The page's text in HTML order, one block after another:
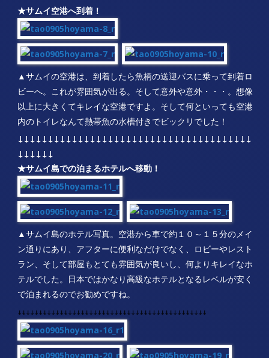
★サムイ空港へ到着！
▲サムイの空港は、到着したら魚柄の送迎バスに乗って到着ロ
ビーへ。これが雰囲気が出る。そして意外や意外・・・。想像
以上に大きくてキレイな空港ですよ。そして何といっても空港
内のトイレなんて熱帯魚の水槽付きでビックリでした！
↓↓↓↓↓↓↓↓↓↓↓↓↓↓↓↓↓↓↓↓↓↓↓↓↓↓↓↓↓↓↓↓↓↓↓↓↓↓↓
↓↓↓↓↓↓
★サムイ島での泊まるホテルへ移動！
▲サムイ島のホテル写真。空港から車で約１０～１５分のメイ
ン通りにあり、アフターに便利なだけでなく、ロビーやレスト
ラン、そして部屋もとても雰囲気が良いし、何よりキレイなホ
テルでした。日本ではかなり高級なホテルとなるレベルが安く
で泊まれるのでお勧めですね。
↓↓↓↓↓↓↓↓↓↓↓↓↓↓↓↓↓↓↓↓↓↓↓↓↓↓↓↓↓↓↓↓↓↓↓↓↓↓↓↓↓↓↓↓↓